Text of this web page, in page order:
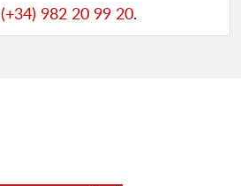
(+34) 982 20 99 20.